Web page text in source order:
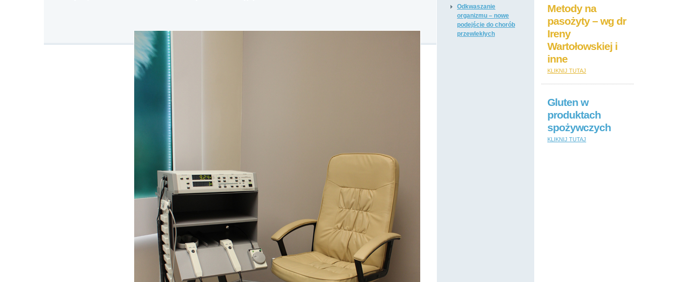
Odkwaszanie
organizmu – nowe
podejście do chorób
przewlekłych
Metody na
pasożyty – wg dr
Ireny
Wartołowskiej i
inne
KLIKNIJ TUTAJ
Gluten w
produktach
spożywczych
KLIKNIJ TUTAJ